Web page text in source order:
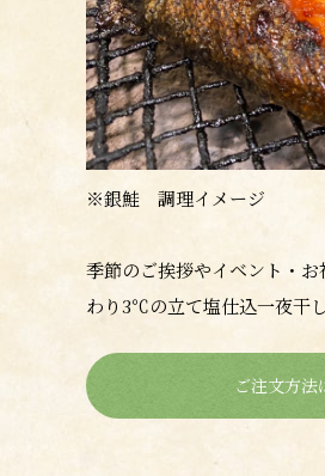
※銀鮭 調理イメージ
季節のご挨拶やイベント・
わり3℃の立て塩仕込一夜干
ご注文方法